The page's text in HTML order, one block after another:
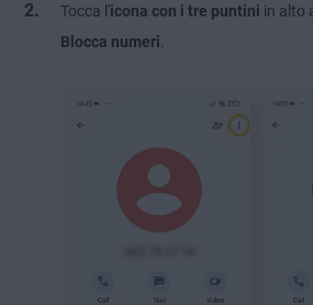
Tocca l'icona con i tre puntini in alto
Blocca numeri